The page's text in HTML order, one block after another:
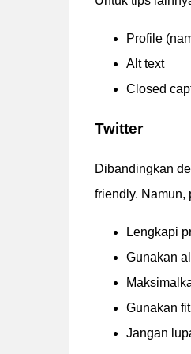
Profile
Alt text
Closed
Twitter
Dibandingkan
friendly. Namun,
Lengkapi
Gunakan
Gunakan
Jangan